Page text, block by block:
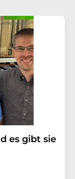
es gibt sie